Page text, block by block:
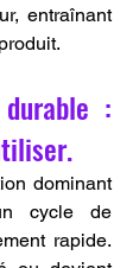
entraînant
:
dominant
cycle de
rapide.